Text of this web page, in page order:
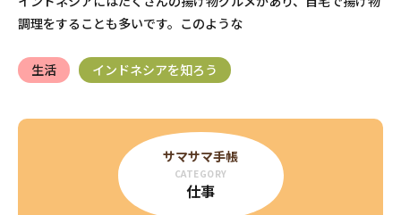
調理をすることも多いです。このような
生活 インドネシアを知ろう
サマサマ手帳
CATEGORY
仕事